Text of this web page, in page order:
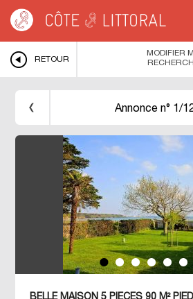
FORET FOUESNANT
> Maison pieds dans l'eau,
RETOUR
MODIFIER
Annonce n° 1/